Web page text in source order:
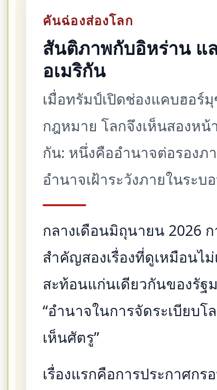
คันฉ่องส่องโลก
สันติภาพกับอิหร่าน แ
อเมริกัน
เมื่อทรัมป์เปิดช่องแคบฮอร์
กฎหมาย โลกจึงเห็นสองห
กัน: หนึ่งคืออำนาจต่อรองภ
อำนาจเฝ้าระวังภายในระบ
กลางเดือนมิถุนายน 2026
สำคัญสองเรื่องที่ดูเหมือนไ
สะท้อนแก่นเดียวกันของรั
“อำนาจในการจัดระเบียบโ
เห็นศัตรู”
เรื่องแรกคือการประกาศก